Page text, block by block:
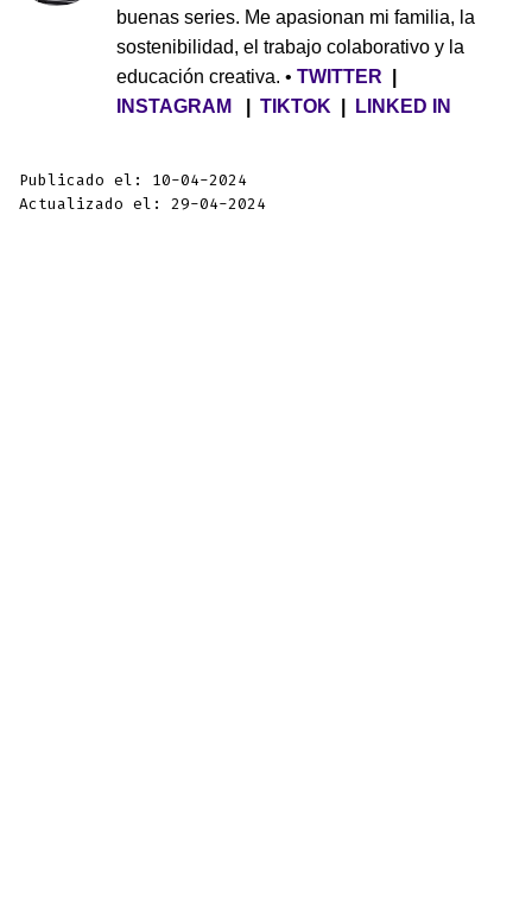
buenas series. Me apasionan mi familia, la
sostenibilidad, el trabajo colaborativo y la
educación creativa. • TWITTER
INSTAGRAM
TIKTOK LINKED IN
Publicado el: 10-04-2024
Actualizado el: 29-04-2024